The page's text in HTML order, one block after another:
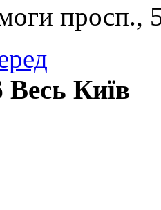
просп.,
Весь Київ